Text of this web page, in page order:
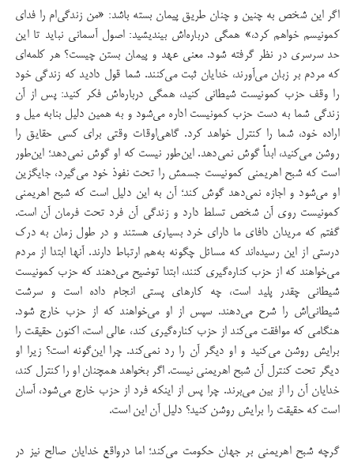
اگر این شخص به‌ چنین و چنان طریق پیمان بسته باشد: «من زندگی‌ام را فدای
کمونیسم خواهم کرد،» همگی درباره‌اش بیندیشید: اصول آسمانی نباید تا این
حد سرسری در نظر گرفته شود. معنی عهد و پیمان بستن چیست؟ هر کلمه‌ای
که مردم بر زبان می‌آورند، خدایان ثبت می‌کنند. شما قول دادید که زندگی خود
را وقف حزب کمونیست شیطانی کنید، همگی درباره‌اش فکر کنید: پس از آن
زندگی شما به دست حزب کمونیست اداره می‌شود و به همین دلیل بنابه میل و
اراده خود، شما را کنترل خواهد کرد. گاهی‌اوقات وقتی برای کسی حقایق را
روشن می‌کنید، ابداً گوش نمی‌دهد. این‌طور نیست که او گوش نمی‌دهد؛ این‌طور
است که شبح اهریمنی کمونیست جسمش را تحت نفوذ خود می‌گیرد، جایگزین
او می‌شود و اجازه نمی‌دهد گوش کند؛ آن به این دلیل است که شبح اهریمنی
کمونیست روی آن شخص تسلط دارد و زندگی آن فرد تحت فرمان آن است.
گفتم که مریدان دافای ما دارای خرد بسیاری هستند و در طول زمان به درک
درستی از این رسیده‌اند که مسائل چگونه به‌هم ارتباط دارند. آنها ابتدا از مردم
می‌خواهند که از حزب کناره‌گیری کنند، ابتدا توضیح می‌دهند که حزب کمونیست
شیطانی چقدر پلید است، چه کارهای پستی انجام داده است و سرشت
شیطانی‌اش را شرح می‌دهند. سپس از او می‌خواهند که از حزب خارج شود.
هنگامی که موافقت می‌کند از حزب کناره‌گیری کند، عالی است، اکنون حقیقت را
برایش روشن می‌کنید و او دیگر آن را رد نمی‌کند. چرا این‌گونه است؟ زیرا او
دیگر تحت کنترل آن شبح اهریمنی نیست. اگر بخواهد همچنان او را کنترل کند،
خدایان آن را از بین می‌برند. چرا پس از اینکه فرد از حزب خارج می‌شود، آسان
است که حقیقت را برایش روشن کنید؟ دلیل آن این است.
گرچه شبح اهریمنی بر جهان حکومت می‌کند؛ اما درواقع خدایان صالح نیز در